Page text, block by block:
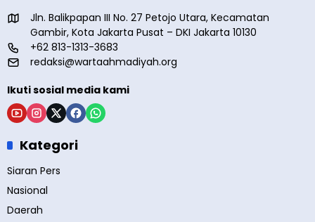
Jln. Balikpapan III No. 27 Petojo Utara, Kecamatan
Gambir, Kota Jakarta Pusat – DKI Jakarta 10130
+62 813-1313-3683
redaksi@wartaahmadiyah.org
Ikuti sosial media kami
Kategori
Siaran Pers
Nasional
Daerah